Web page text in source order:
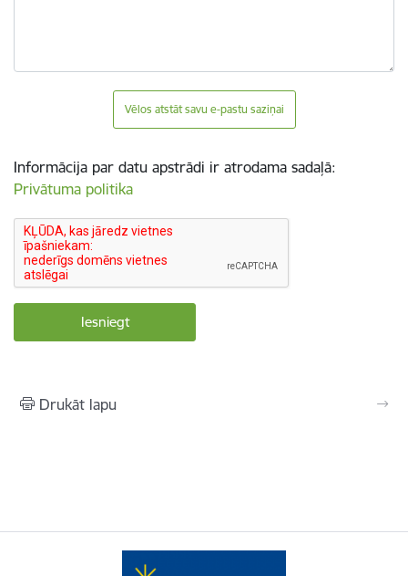
Vēlos atstāt savu e-pastu saziņai
Informācija par datu apstrādi ir atrodama sadaļā:
Privātuma politika
Drukāt lapu